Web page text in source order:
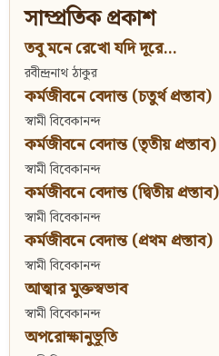
সাম্প্রতিক প্রকাশ
তবু মনে রেখো যদি দূরে...
রবীন্দ্রনাথ ঠাকুর
কর্মজীবনে বেদান্ত (চতুর্থ প্রস্তাব)
স্বামী বিবেকানন্দ
কর্মজীবনে বেদান্ত (তৃতীয় প্রস্তাব)
স্বামী বিবেকানন্দ
কর্মজীবনে বেদান্ত (দ্বিতীয় প্রস্তাব)
স্বামী বিবেকানন্দ
কর্মজীবনে বেদান্ত (প্রথম প্রস্তাব)
স্বামী বিবেকানন্দ
আত্মার মুক্তস্বভাব
স্বামী বিবেকানন্দ
অপরোক্ষানুভূতি